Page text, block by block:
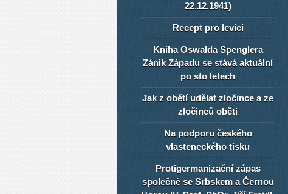
22.12.1941)
Recept pro levici
Kniha Oswalda Spenglera
Zánik Západu se stává aktuální
po sto letech
Jak z obětí udělat zločince a ze
zločinců oběti
Na podporu českého
vlasteneckého tisku
Protigermanizační zápas
společně se Srbskem a Černou